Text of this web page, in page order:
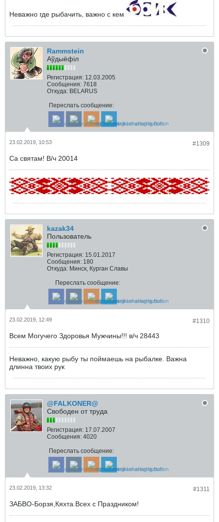
Неважно где рыбачить, важно с кем
Rammstein
Аўдыёфіл
Регистрация: 12.03.2005
Сообщения: 7618
Откуда: BELARUS
Переслать сообщение:
#1309
23.02.2019, 10:53
Са святам! В/ч 20014
kazak34
Пользователь
Регистрация: 15.01.2017
Сообщения: 180
Откуда: Минск, Курган Славы
Переслать сообщение:
#1310
23.02.2019, 12:49
Всем Могучего Здоровья Мужчины!!! в/ч 28443
Неважно, какую рыбу ты поймаешь на рыбалке. Важна
длинна твоих рук
@FALKONER@
Свободен от труда
Регистрация: 17.07.2007
Сообщения: 4020
Переслать сообщение:
#1311
23.02.2019, 13:32
ЗАБВО-Борзя,Кяхта.Всех с Праздником!